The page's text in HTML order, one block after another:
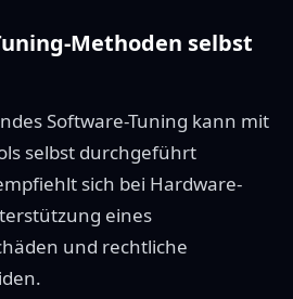
Methoden selbst
Software-Tuning kann mit
selbst durchgeführt
sich bei Hardware-
eines
und rechtliche